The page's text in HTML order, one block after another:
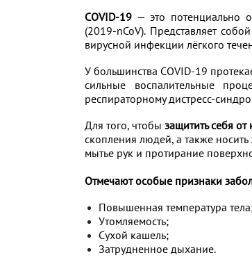
COVID-19 — это потенциально
(2019-nCoV). Представляет
вирусной инфекции лёгкого
У большинства COVID-19
сильные воспалительные
респираторному дистресс-
Для того, чтобы защитить себя от
скопления людей, а также
мытье рук и протирание
Отмечают особые признаки
Повышенная температура
Утомляемость;
Сухой кашель;
Затрудненное дыхание.